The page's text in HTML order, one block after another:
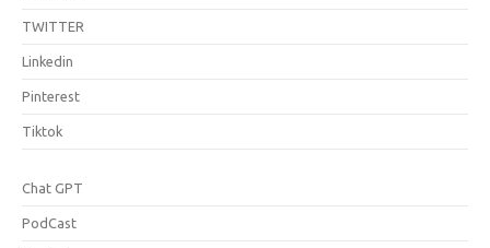
TWITTER
Linkedin
Pinterest
Tiktok
Chat GPT
PodCast